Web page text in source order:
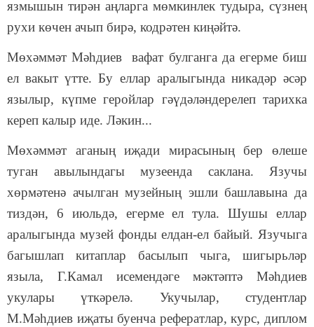
язмышын тирән аңларга мөмкинлек тудыра, сүзнең
рухи көчен ачып бирә, кодрәтен киңәйтә.
Мөхәммәт Мәһдиев вафат булганга да егерме биш
ел вакыт үтте. Бу еллар аралыгында никадәр әсәр
язылыр, күпме геройлар гәүдәләндерелеп тарихка
кереп калыр иде. Ләкин...
Мөхәммәт аганың иҗади мирасының бер өлеше
туган авылындагы музеенда саклана. Язучы
хөрмәтенә ачылган музейның эшли башлавына да
тиздән, 6 июльдә, егерме ел тула. Шушы еллар
аралыгында музей фонды елдан-ел байый. Язучыга
багышлап китаплар басылып чыга, шигырьләр
языла, Г.Камал исемендәге мәктәптә Мәһдиев
укулары үткәрелә. Укучылар, студентлар
М.Мәһдиев иҗаты буенча рефератлар, курс, диплом